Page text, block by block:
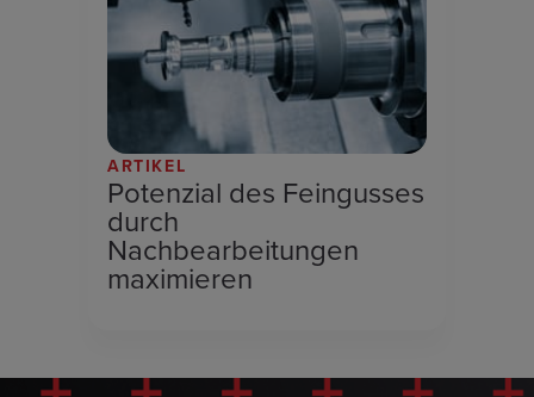
ARTIKEL
Potenzial des Feingusses
durch
Nachbearbeitungen
maximieren